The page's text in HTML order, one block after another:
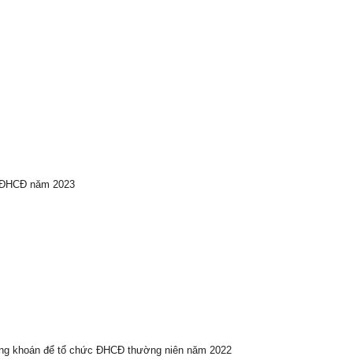
năm 2023
khoán để tổ chức ĐHCĐ thường niên năm 2022